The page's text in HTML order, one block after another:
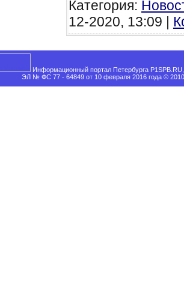
Категория:
12-2020, 13:09 |
Информационный портал Петербурга
ЭЛ № ФС 77 - 64849 от 10 февраля 2016 года ©